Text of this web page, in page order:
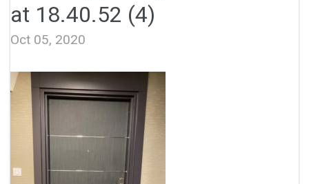
at 18.40.52 (4)
Oct 05, 2020